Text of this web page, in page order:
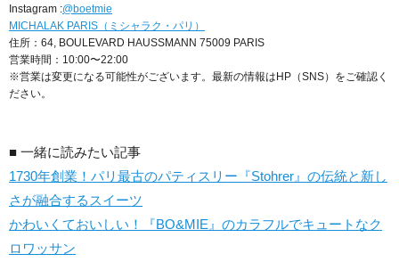
Instagram :@boetmie
MICHALAK PARIS（ミシャラク・パリ）
住所：64, BOULEVARD HAUSSMANN 75009 PARIS
営業時間：10:00〜22:00
※営業は変更になる可能性がございます。最新の情報はHP（SNS）をご確認く
ださい。
■ 一緒に読みたい記事
1730年創業！パリ最古のパティスリー『Stohrer』の伝統と新し
さが融合するスイーツ
かわいくておいしい！『BO&MIE』のカラフルでキュートなク
ロワッサン